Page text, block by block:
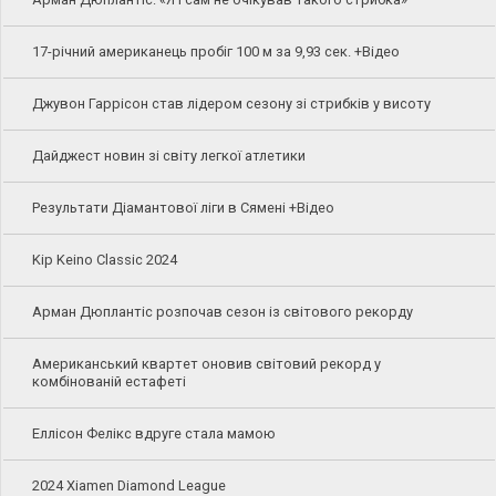
17-річний американець пробіг 100 м за 9,93 сек. +Відео
Джувон Гаррісон став лідером сезону зі стрибків у висоту
Дайджест новин зі світу легкої атлетики
Результати Діамантової ліги в Сямені +Відео
Kip Keino Classic 2024
Арман Дюплантіс розпочав сезон із світового рекорду
Американський квартет оновив світовий рекорд у
комбінованій естафеті
Еллісон Фелікс вдруге стала мамою
2024 Xiamen Diamond League